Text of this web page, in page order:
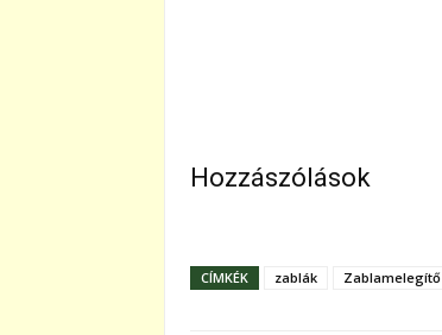
Hozzászólások
CÍMKÉK zablák Zablamelegítő